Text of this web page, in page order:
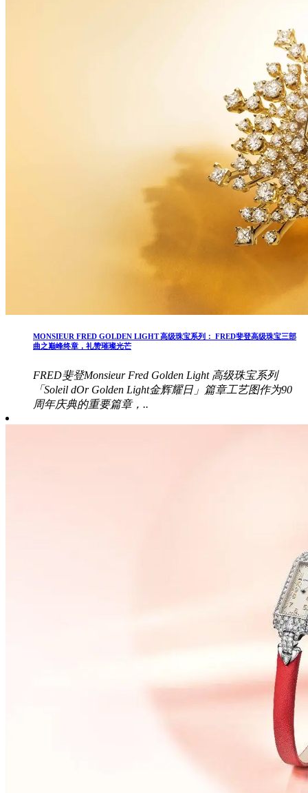
MONSIEUR FRED GOLDEN LIGHT 高级珠宝系列： FRED斐登高级珠宝三部
曲之巅峰终章，礼赞璀璨光芒
FRED斐登Monsieur Fred Golden Light 高级珠宝系列
「Soleil dOr Golden Light金辉耀日」篇章工艺图作为90
周年庆典的重要篇章，..